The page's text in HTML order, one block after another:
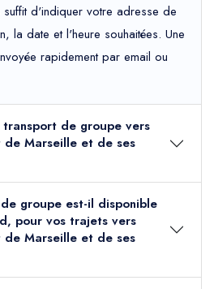
d'indiquer votre adresse de
la date et l'heure souhaitées. Une
rapidement par email ou
de groupe vers
Marseille et de ses
groupe est-il disponible
pour vos trajets vers
Marseille et de ses